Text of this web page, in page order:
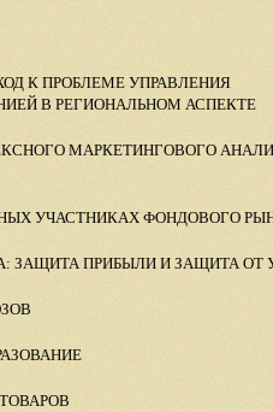
К ПРОБЛЕМЕ УПРАВЛЕНИЯ
В РЕГИОНАЛЬНОМ АСПЕКТЕ
МАРКЕТИНГОВОГО
УЧАСТНИКАХ ФОНДОВОГО
ЗАЩИТА ПРИБЫЛИ И ЗАЩИТА ОТ